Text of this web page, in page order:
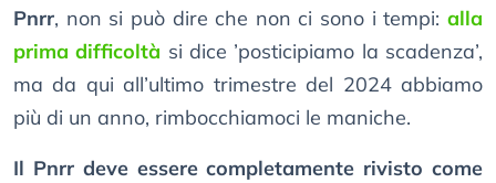
Pnrr, non si può dire che non ci sono i tempi: alla
prima difficoltà si dice ’posticipiamo la scadenza’,
ma da qui all’ultimo trimestre del 2024 abbiamo
più di un anno, rimbocchiamoci le maniche.
Il Pnrr deve essere completamente rivisto come